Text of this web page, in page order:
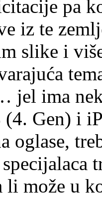
pa
iz te
slike i
jel ima
Gen) i
oglase,
li može u